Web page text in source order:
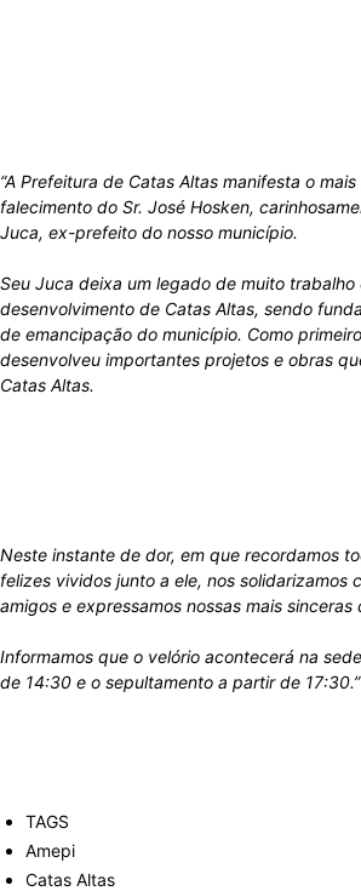
“A Prefeitura de Catas Altas manifesta o
falecimento do Sr. José Hosken,
Juca, ex-prefeito do nosso município.
Seu Juca deixa um legado de muito
desenvolvimento de Catas Altas, sendo
de emancipação do município. Como
desenvolveu importantes projetos e obras
Catas Altas.
Neste instante de dor, em que recordamos
felizes vividos junto a ele, nos solidarizamos
amigos e expressamos nossas mais sinceras
Informamos que o velório acontecerá na
de 14:30 e o sepultamento a partir de 17:30.”
TAGS
Amepi
Catas Altas